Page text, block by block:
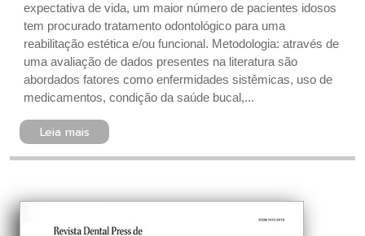
expectativa de vida, um maior número de pacientes idosos
tem procurado tratamento odontológico para uma
reabilitação estética e/ou funcional. Metodologia: através de
uma avaliação de dados presentes na literatura são
abordados fatores como enfermidades sistêmicas, uso de
medicamentos, condição da saúde bucal,...
Leia mais